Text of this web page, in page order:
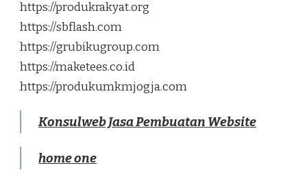
https://produkrakyat.org
https://sbflash.com
https://grubikugroup.com
https://maketees.co.id
https://produkumkmjogja.com
Konsulweb Jasa Pembuatan Website
home one